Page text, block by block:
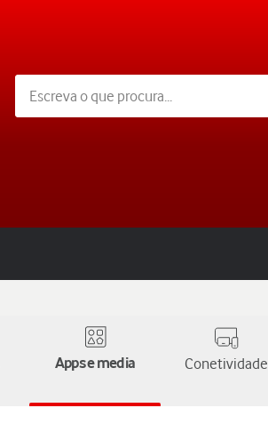
Apps e media Conetividade